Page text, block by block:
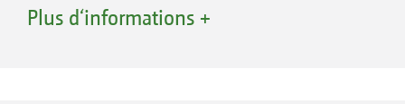
intégrés dans le terminal permettent la
Plus d‘informations +